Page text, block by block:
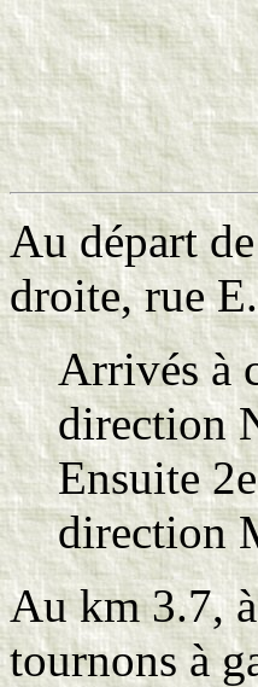
Au départ
droite, rue
Arrivés à
direction
Ensuite
direction
Au km 3.7,
tournons à